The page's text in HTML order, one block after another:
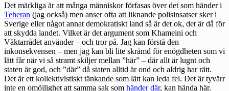
Det märkliga är att många människor förfasas över det som händer i
Teheran (jag också) men anser ofta att liknande polisinsatser sker i
Sverige eller något annat demokratiskt land så är det ok, det är då för
att skydda landet. Vilket är det argument som Khameini och
Väktarrådet använder – och tror på. Jag kan förstå den
inkonsekvensen – men jag kan bli lite skrämd för enögdheten som vi
lätt får när vi så stramt skiljer mellan ”här” – där allt är lugnt och
staten är god, och ”där” då staten alltid är ond och aldrig har rätt.
Det är ett kollektivistiskt tänkande som lätt kan leda fel. Det är tyvärr
inte en omöjlighet att samma sak som händer där, kan hända här.